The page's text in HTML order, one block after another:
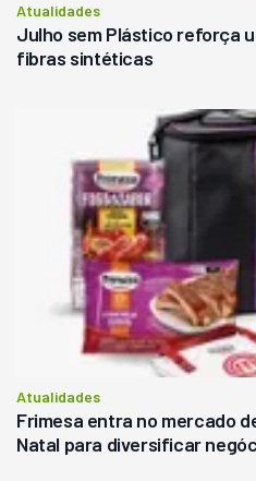
Atualidades
Julho sem Plástico reforça
fibras sintéticas
Atualidades
Frimesa entra no mercado
Natal para diversificar